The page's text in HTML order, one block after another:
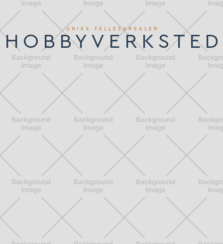
UNIKE FELLESAREALER
HOBBYVERKSTED